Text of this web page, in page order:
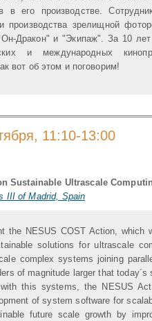
в его производстве.
производства зрелищной
Дракон" и "Экипаж". За 10 лет
и международных
вот об этом и поговорим!
11:10-13:00
Sustainable Ultrascale
III of Madrid, Spain
the NESUS COST Action, which
solutions for ultrascale
complex systems joining
of magnitude larger that today´s
this systems, the NESUS
of system software for
future scale growth by